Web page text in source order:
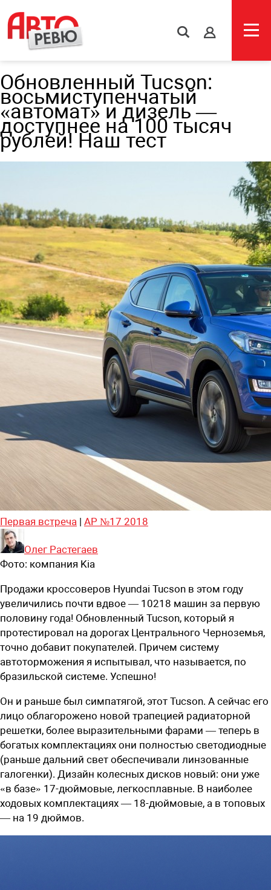
s
Обновленный Tucson:
восьмиступенчатый
«автомат» и дизель —
доступнее на 100 тысяч
рублей! Наш тест
Первая встреча | АР №17 2018
Олег Растегаев
Фото: компания Kia
Продажи кроссоверов Hyundai Tucson в этом году
увеличились почти вдвое — 10218 машин за первую
половину года! Обновленный Tucson, который я
протестировал на дорогах Центрального Черноземья,
точно добавит покупателей. Причем систему
автоторможения я испытывал, что называется, по
бразильской системе. Успешно!
Он и раньше был симпатягой, этот Tucson. А сейчас его
лицо облагорожено новой трапецией радиаторной
решетки, более выразительными фарами — теперь в
богатых комплектациях они полностью светодиодные
(раньше дальний свет обеспечивали линзованные
галогенки). Дизайн колесных дисков новый: они уже
«в базе» 17-дюймовые, легкосплавные. В наиболее
ходовых комплектациях — 18-дюймовые, а в топовых
— на 19 дюймов.